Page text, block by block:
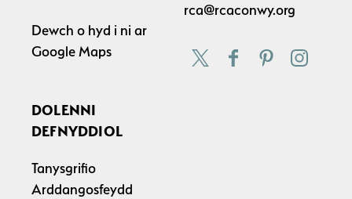
Dewch o hyd i ni ar
Google Maps
rca@rcaconwy.org
DOLENNI
DEFNYDDIOL
Tanysgrifio
Arddangosfeydd